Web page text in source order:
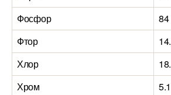
Фосфор
84
Фтор
Хлор
Хром